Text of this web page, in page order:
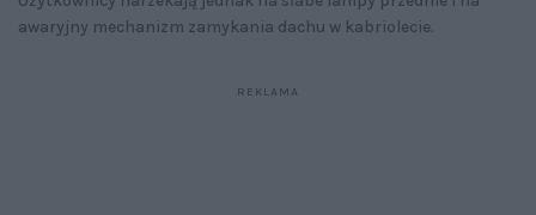
awaryjny mechanizm zamykania dachu w kabriolecie.